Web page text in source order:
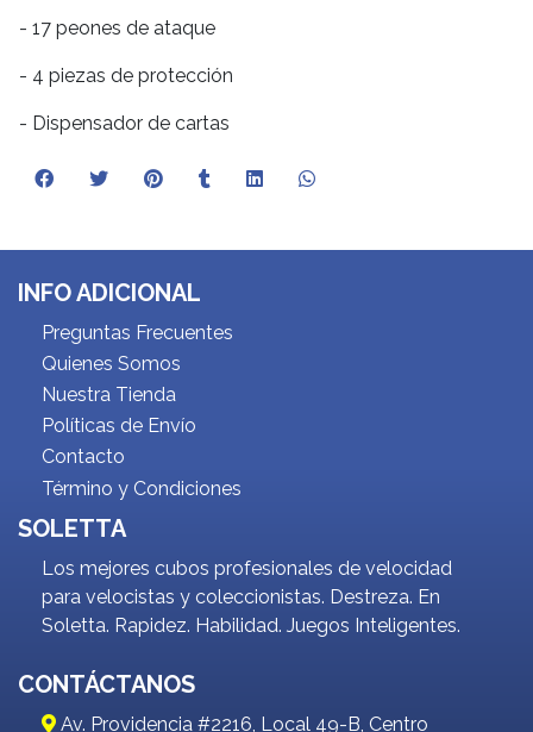
- 17 peones de ataque
- 4 piezas de protección
- Dispensador de cartas
INFO ADICIONAL
Preguntas Frecuentes
Quienes Somos
Nuestra Tienda
Políticas de Envío
Contacto
Término y Condiciones
SOLETTA
Los mejores cubos profesionales de velocidad
para velocistas y coleccionistas. Destreza. En
Soletta. Rapidez. Habilidad. Juegos Inteligentes.
CONTÁCTANOS
Av. Providencia #2216, Local 49-B, Centro